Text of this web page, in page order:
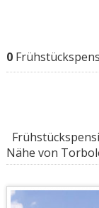
0
Nähe von